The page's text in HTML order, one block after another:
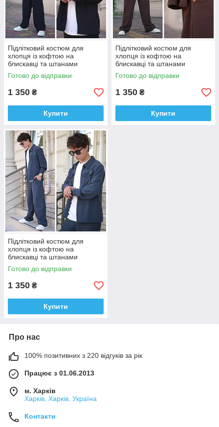
Підлітковий костюм для
хлопця із кофтою на
блискавці та штанами
вільного крою, розміри 152,
158, 164,170
Готово до відправки
1 350 ₴
Купити
Підлітковий костюм для
хлопця із кофтою на
блискавці та штанами
вільного крою, розміри 152,
158, 164,170
Готово до відправки
1 350 ₴
Купити
Підлітковий костюм для
хлопця із кофтою на
блискавці та штанами
вільного крою, розміри 152,
158, 164,170
Готово до відправки
1 350 ₴
Купити
Про нас
100% позитивних з 220 відгуків за рік
Працює з 01.06.2013
м. Харків
Харків, Харків, Україна
Контакти